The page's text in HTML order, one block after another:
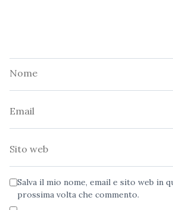
Salva il mio nome, email e sito web in
prossima volta che commento.